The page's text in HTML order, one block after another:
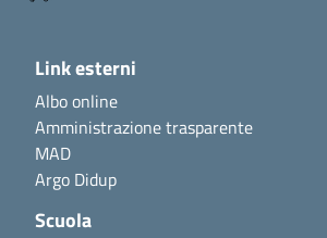
Link esterni
Albo online
Amministrazione trasparente
MAD
Argo Didup
Scuola